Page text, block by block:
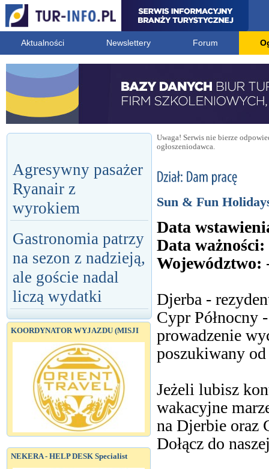
Aktualności Newslettery Forum
Agresywny pasażer
Ryanair z
wyrokiem
Gastronomia patrzy
na sezon z nadzieją,
ale goście nadal
liczą wydatki
KOORDYNATOR WYJAZDU (MISJI
NEKERA - HELP DESK Specialist
Uwaga! Serwis nie bierze
ogłoszeniodawca.
Sun & Fun
Data
Data ważności:
Województwo:
Djerba -
Cypr Północny
prowadzenie
poszukiwany od
Jeżeli lubisz
wakacyjne
na Djerbie oraz
Dołącz do